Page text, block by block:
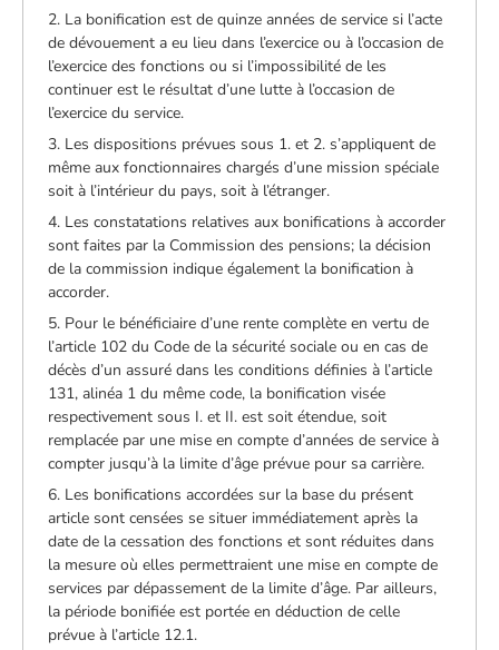
2. La bonification est de quinze années de service si l’acte
de dévouement a eu lieu dans l’exercice ou à l’occasion de
l’exercice des fonctions ou si l’impossibilité de les
continuer est le résultat d’une lutte à l’occasion de
l’exercice du service.
3. Les dispositions prévues sous 1. et 2. s’appliquent de
même aux fonctionnaires chargés d’une mission spéciale
soit à l’intérieur du pays, soit à l’étranger.
4. Les constatations relatives aux bonifications à accorder
sont faites par la Commission des pensions; la décision
de la commission indique également la bonification à
accorder.
5. Pour le bénéficiaire d’une rente complète en vertu de
l’article 102 du Code de la sécurité sociale ou en cas de
décès d’un assuré dans les conditions définies à l’article
131, alinéa 1 du même code, la bonification visée
respectivement sous I. et II. est soit étendue, soit
remplacée par une mise en compte d’années de service à
compter jusqu’à la limite d’âge prévue pour sa carrière.
6. Les bonifications accordées sur la base du présent
article sont censées se situer immédiatement après la
date de la cessation des fonctions et sont réduites dans
la mesure où elles permettraient une mise en compte de
services par dépassement de la limite d’âge. Par ailleurs,
la période bonifiée est portée en déduction de celle
prévue à l’article 12.1.